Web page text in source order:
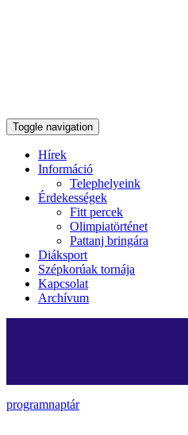
Toggle navigation
Hírek
Információ
Telephelyeink
Érdekességek
Fitt percek
Olimpiatörténet
Pattanj bringára
Diáksport
Szépkorúak tornája
Kapcsolat
Archívum
programnaptár